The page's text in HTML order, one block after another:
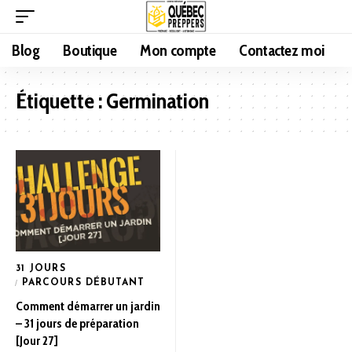
Blog Boutique Mon compte Contactez moi
Étiquette :Germination
31 JOURS
PARCOURS DÉBUTANT
Comment démarrer un jardin
– 31 jours de préparation
[Jour 27]